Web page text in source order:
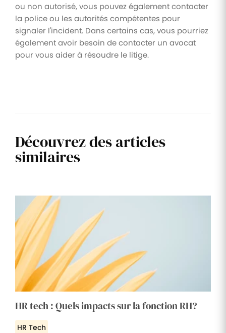
ou non autorisé, vous pouvez également contacter
la police ou les autorités compétentes pour
signaler l'incident. Dans certains cas, vous pourriez
également avoir besoin de contacter un avocat
pour vous aider à résoudre le litige.
Découvrez des articles
similaires
HR tech : Quels impacts sur la fonction RH?
HR Tech